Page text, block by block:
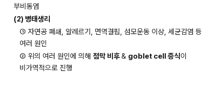
부비동염
(2) 병태생리
① 자연공 폐쇄, 알레르기, 면역결핍, 섬모운동 이상, 세균감염 등
여러 원인
② 위의 여러 원인에 의해 점막 비후 & goblet cell 증식이
비가역적으로 진행